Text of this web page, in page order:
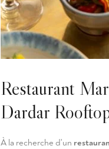
Restaurant
Dardar
À la recherche d'un